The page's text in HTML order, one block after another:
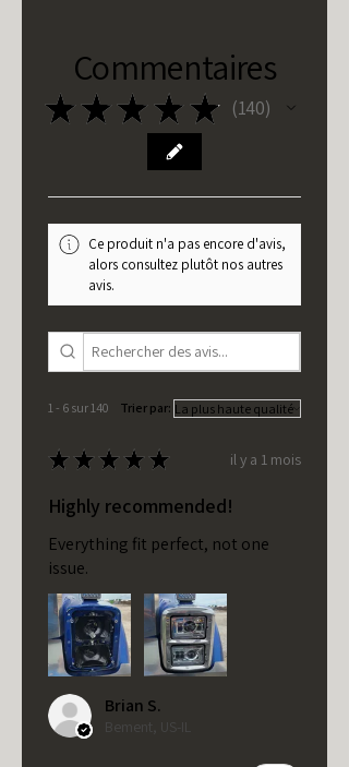
Commentaires
★ ★ ★ ★ ★ 140
140
Ce produit n'a pas encore d'avis,
alors consultez plutôt nos autres
avis.
1 - 6 sur 140 Trier par:
★ ★ ★ ★ ★ il y a 1 mois
Highly recommended!
Everything fit perfect, not one
issue.
Brian S.
Bement, US-IL